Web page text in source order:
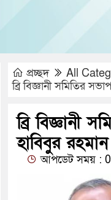
প্রচ্ছদ All
ব্রি বিজ্ঞানী সমিতির
ব্রি বিজ্ঞানী
হাবিবুর রহমান
আপডেট সময় :